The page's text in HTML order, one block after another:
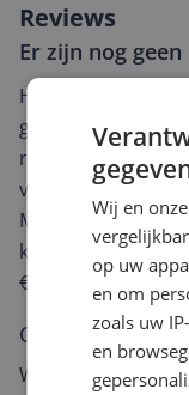
Reviews
Er zijn nog
Heb jij dit product
geven? Start dan
review.
van een review
Met jouw mening
keuze te maken
€250,-!
Klik hier
Cijfer
Welk cijfer geef jij
Wij en
op uw
en om
zoals uw
en